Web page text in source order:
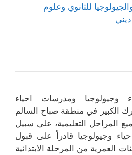
للثانوي وعلوم
وجيولوجيا ومدرسات احياء
الكبير في منطقة صباح السالم
المراحل التعليمية، على سبيل
وجيولوجيا قادراً على قبول
العمرية من المرحلة الابتدائية